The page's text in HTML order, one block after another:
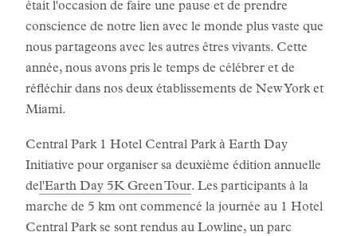
était l'occasion de faire une pause et de prendre
conscience de notre lien avec le monde plus vaste que
nous partageons avec les autres êtres vivants. Cette
année, nous avons pris le temps de célébrer et de
réfléchir dans nos deux établissements de New York et
Miami.
Central Park 1 Hotel Central Park à Earth Day
Initiative pour organiser sa deuxième édition annuelle
del'Earth Day 5K Green Tour. Les participants à la
marche de 5 km ont commencé la journée au 1 Hotel
Central Park se sont rendus au Lowline, un parc